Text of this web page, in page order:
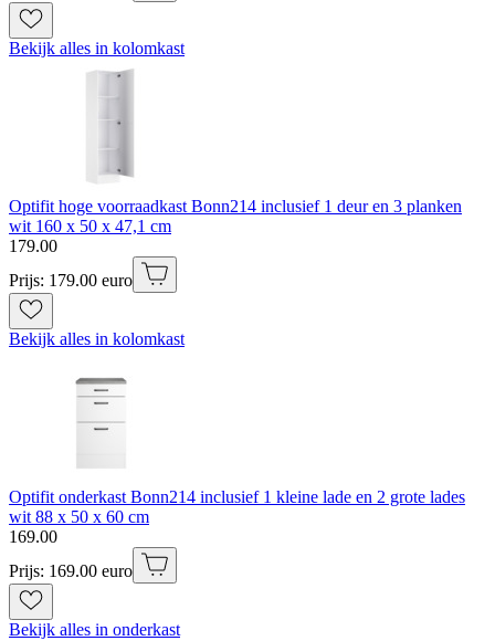
Bekijk alles in kolomkast
Optifit hoge voorraadkast Bonn214 inclusief 1 deur en 3 planken
wit 160 x 50 x 47,1 cm
179.00
Prijs: 179.00 euro
Bekijk alles in kolomkast
Optifit onderkast Bonn214 inclusief 1 kleine lade en 2 grote lades
wit 88 x 50 x 60 cm
169.00
Prijs: 169.00 euro
Bekijk alles in onderkast